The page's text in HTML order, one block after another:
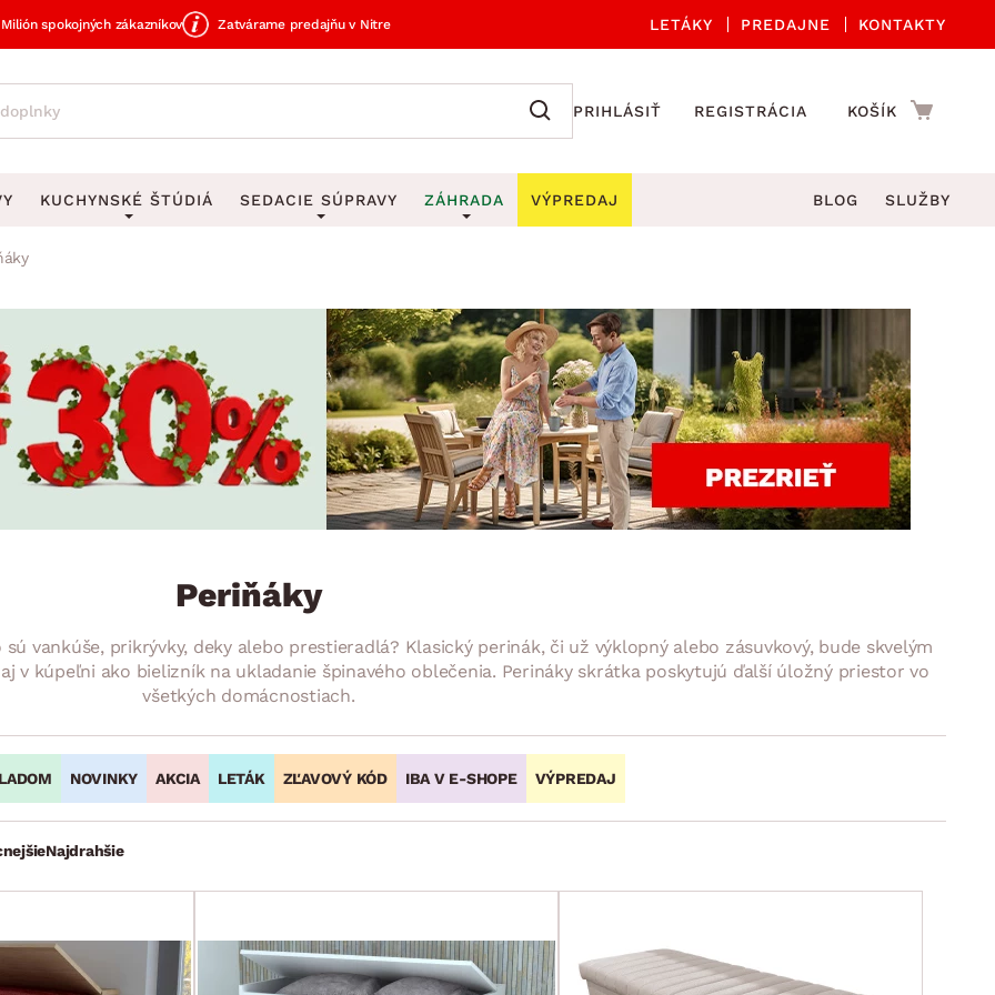
Milión spokojných zákazníkov Zatvárame predajňu v Nitre LETÁKY PREDAJNE KONTAKTY
PRIHLÁSIŤ REGISTRÁCIA KOŠÍK
Obrazy
Zrkadlá
Hodiny
Vázy
Zobrazit vše
Vešiaky na kľúče
Stojany na dáždniky
Stojany na noviny
Stojany na oblečenie
Zobrazit vše
Kuchynské príslušenstvo
Kúpeľňové doplnky
Záhradné doplnky
ZÁHRADNÉ DOPLNKY VIANOCE
KUCHYNSKÉ ŠTÚDIÁ SEDACIE SÚPRAVY
Rohové sedacie súpravy
Sedacie súpravy 3-2-1
Sedacie súpravy na mieru
ZÁHRADA
Záhradné stoličky a kreslá
Záhradné lavice
Záhradné stoly
Záhradné hojdačky
Záhradné lehátka
Záhradné doplnky
VÝPREDAJ BLOG SLUŽBY
Periňáky
vankúše, prikrývky, deky alebo prestieradlá? Klasický perinák, či už výklopný alebo zásuvkový, bude skvelým
v kúpeľni ako bielizník na ukladanie špinavého oblečenia. Perináky skrátka poskytujú ďalší úložný priestor vo
všetkých domácnostiach.
NOVINKY AKCIA LETÁK ZĽAVOVÝ KÓD IBA V E-SHOPE VÝPREDAJ
Najdrahšie